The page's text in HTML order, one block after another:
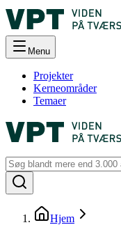
Menu
Projekter
Kerneområder
Temaer
Hjem